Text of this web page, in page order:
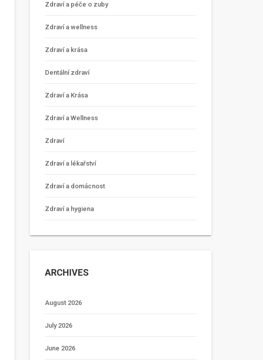
Zdraví a péče o zuby
Zdraví a wellness
Zdraví a krása
Dentální zdraví
Zdraví a Krása
Zdraví a Wellness
Zdraví
Zdraví a lékařství
Zdraví a domácnost
Zdraví a hygiena
ARCHIVES
August 2026
July 2026
June 2026